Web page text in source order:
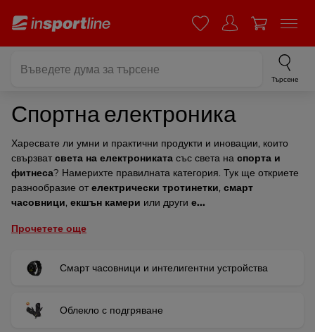
Търсене
Спортна електроника
Харесвате ли умни и практични продукти и иновации, които
свързват света на електрониката със света на спорта и
фитнеса? Намерихте правилната категория. Тук ще откриете
разнообразие от електрически тротинетки, смарт
часовници, екшън камери или други е...
Прочетете още
Смарт часовници и интелигентни устройства
Облекло с подгряване